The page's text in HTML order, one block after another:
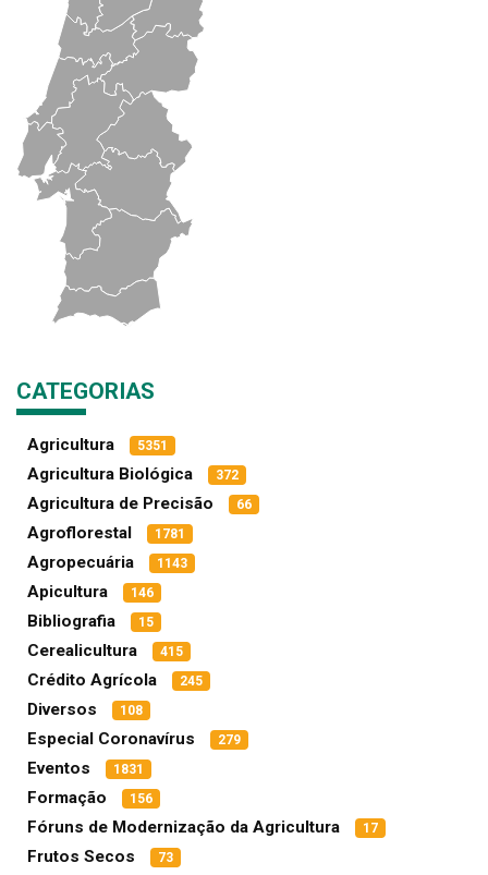
CATEGORIAS
Agricultura 5351
Agricultura Biológica 372
Agricultura de Precisão 66
Agroflorestal 1781
Agropecuária 1143
Apicultura 146
Bibliografia 15
Cerealicultura 415
Crédito Agrícola 245
Diversos 108
Especial Coronavírus 279
Eventos 1831
Formação 156
Fóruns de Modernização da Agricultura 17
Frutos Secos 73